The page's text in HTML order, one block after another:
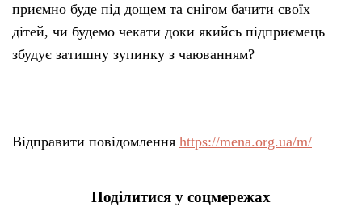
приємно буде під дощем та снігом бачити своїх
дітей, чи будемо чекати доки якийсь підприємець
збудує затишну зупинку з чаюванням?
Відправити повідомлення https://mena.org.ua/m/
Поділитися у соцмережах